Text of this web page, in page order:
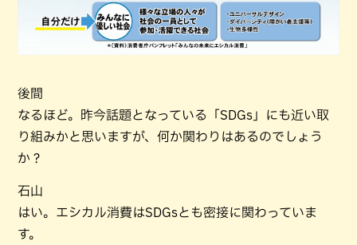
後間
なるほど。昨今話題となっている「SDGs」にも近い取
り組みかと思いますが、何か関わりはあるのでしょう
か？
石山
はい。エシカル消費はSDGsとも密接に関わっていま
す。